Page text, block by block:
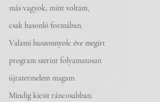
más vagyok, mint voltam,
csak hasonló formában.
Valami huszonnyolc éve megírt
program szerint folyamatosan
újratermelem magam.
Mindig kicsit ráncosabban.